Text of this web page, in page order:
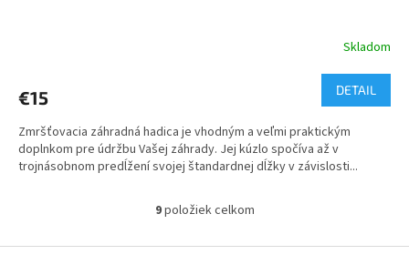
Skladom
€15 DETAIL
Zmršťovacia záhradná hadica je vhodným a veľmi praktickým
doplnkom pre údržbu Vašej záhrady. Jej kúzlo spočíva až v
trojnásobnom predĺžení svojej štandardnej dĺžky v závislosti...
O
l
9položiek celkom